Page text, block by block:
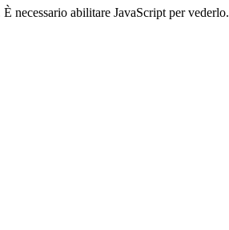
necessario abilitare JavaScript per vederlo.